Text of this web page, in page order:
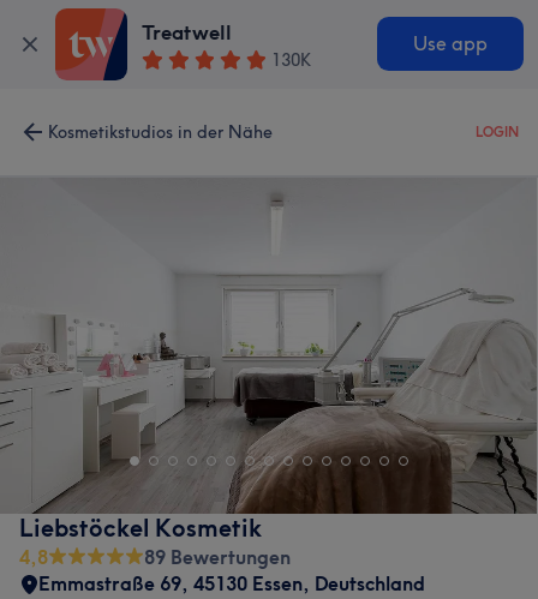
Treatwell
130K
Use app
Kosmetikstudios in der Nähe LOGIN
Liebstöckel Kosmetik
4,8
89 Bewertungen
Emmastraße 69, 45130 Essen, Deutschland